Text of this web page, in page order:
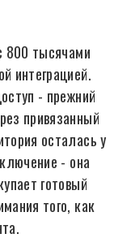
800 тысячами
интеграцией.
- прежний
привязанный
осталась у
- она
готовый
того, как